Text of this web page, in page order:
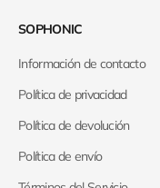
SOPHONIC
Información de contacto
Política de privacidad
Política de devolución
Política de envío